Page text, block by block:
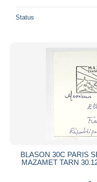
Status
BLASON 30C PARIS
MAZAMET TARN